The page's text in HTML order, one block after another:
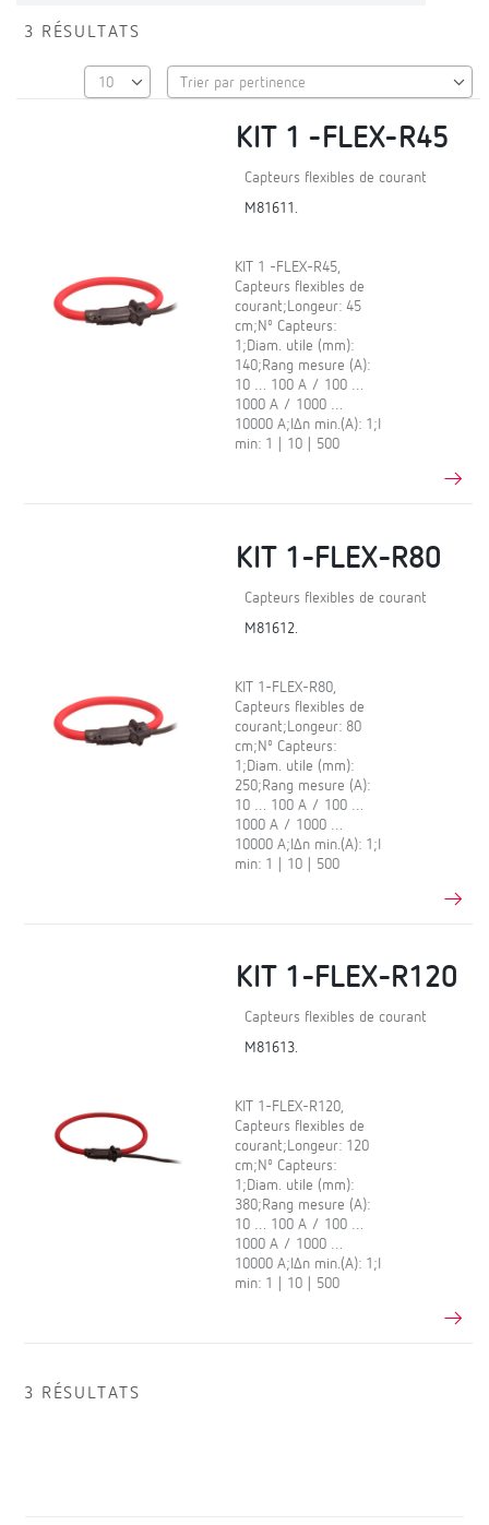
3 RÉSULTATS
KIT 1 -FLEX-R45
Capteurs flexibles de courant
M81611.
KIT 1 -FLEX-R45,
Capteurs flexibles de
courant;Longeur: 45
cm;Nº Capteurs:
1;Diam. utile (mm):
140;Rang mesure (A):
10 … 100 A / 100 …
1000 A / 1000 …
10000 A;IΔn min.(A): 1;I
min: 1 | 10 | 500
KIT 1-FLEX-R80
Capteurs flexibles de courant
M81612.
KIT 1-FLEX-R80,
Capteurs flexibles de
courant;Longeur: 80
cm;Nº Capteurs:
1;Diam. utile (mm):
250;Rang mesure (A):
10 … 100 A / 100 …
1000 A / 1000 …
10000 A;IΔn min.(A): 1;I
min: 1 | 10 | 500
KIT 1-FLEX-R120
Capteurs flexibles de courant
M81613.
KIT 1-FLEX-R120,
Capteurs flexibles de
courant;Longeur: 120
cm;Nº Capteurs:
1;Diam. utile (mm):
380;Rang mesure (A):
10 … 100 A / 100 …
1000 A / 1000 …
10000 A;IΔn min.(A): 1;I
min: 1 | 10 | 500
3 RÉSULTATS